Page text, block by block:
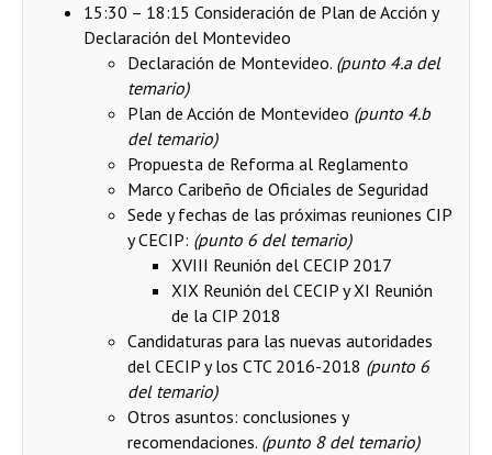
15:30 – 18:15 Consideración de Plan de Acción y
Declaración del Montevideo
Declaración de Montevideo. (punto 4.a del
temario)
Plan de Acción de Montevideo (punto 4.b
del temario)
Propuesta de Reforma al Reglamento
Marco Caribeño de Oficiales de Seguridad
Sede y fechas de las próximas reuniones CIP
y CECIP: (punto 6 del temario)
XVIII Reunión del CECIP 2017
XIX Reunión del CECIP y XI Reunión
de la CIP 2018
Candidaturas para las nuevas autoridades
del CECIP y los CTC 2016-2018 (punto 6
del temario)
Otros asuntos: conclusiones y
recomendaciones. (punto 8 del temario)